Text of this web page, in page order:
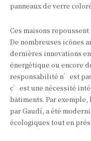
panneaux de verre
Ces maisons
De nombreuses icônes
dernières innovations
énergétique ou encore
responsabilité n’est
c’est une nécessité
bâtiments. Par exemple,
par Gaudí, a été
écologiques tout en